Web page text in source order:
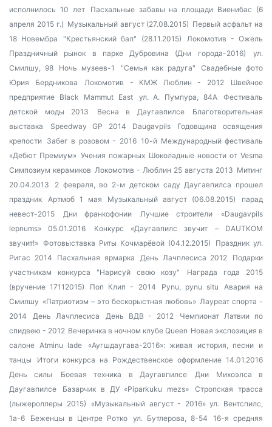
исполнилось 10 лет
Пасхальные забавы на площади Виенибас (6
апреля 2015 г.) Музыкальный август (27.08.2015) Первый асфальт на
18 Новембра
"Крестьянский бал" (28.11.2015)
Локомотив - Ожель
Праздничный рынок в парке Дубровина (Дни города-2016)
ул.
Смилшу, 98
Ночь музеев-1 "Семья как радуга"
Свадебные фото
Юрия Бердникова
Локомотив - КМЖ Люблин - 2012
Швейное
предприятие Black Mammut East
ул. А. Пумпура, 84А
Фестиваль
детской моды 2013
Весна в Даугавпилсе
Благотворительная
выставка
Speedway GP 2014 Daugavpils
Годовщина освящения
крепости Забег в розовом - 2016 10-й Международный фестиваль
«Дебют Премиум» Учения пожарных Шоколадные новости от Vesma
Симпозиум керамиков Локомотив - Люблин 25 августа 2013 Митинг
20.04.2013
2 февраля, во 2-м детском саду Даугавпилса прошел
праздник
Артмоб 1 мая Музыкальный август (06.08.2015)
парад
невест-2015
Дни франкофонии Лучшие строители
«Daugavpils
lepnums» 05.01.2016
Конкурс «Даугавпилс звучит – DAUTKOM
звучит!» Фотовыставка Риты Кочмарёвой (04.12.2015)
Праздник ул.
Ригас 2014
Пасхальная ярмарка День Лачплесиса 2012
Подарки
участникам конкурса "Нарисуй свою козу"
Награда года 2015
(вручение 17112015)
Поп Клип - 2014 Pynu, pynu situ
Авария на
Смилшу «Патриотизм – это бескорыстная любовь» Лауреат спорта -
2014
День Лачплесиса День ВДВ - 2012
Чемпионат Латвии по
спидвею - 2012 Вечеринка в ночном клубе Queen Новая экспозиция в
салоне Atminu lade
«Аугшдаугава-2016»: живая история, песни и
танцы
Итоги конкурса на Рождественское оформление 14.01.2016
День силы
Боевая техника в Даугавпилсе
Дни Михоэлса в
Даугавпилсе
Базарчик в ДУ «Piparkuku mezs»
Стропская трасса
(лыжероллеры 2015)
«Музыкальный август - 2016»ул. Вентспилс,
1а-6
Беженцы в Центре Ротко ул. Бутлерова, 8-54
16-я средняя